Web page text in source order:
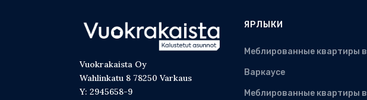
Vuokrakaista Oy
Wahlinkatu 8 78250 Varkaus
Y: 2945658-9
ЯРЛЫКИ
Меблированные квартиры в
Варкаусе
Меблированные квартиры в